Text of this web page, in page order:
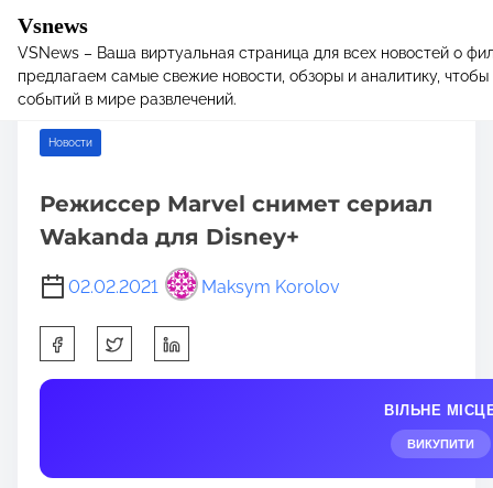
Vsnews
VSNews – Ваша виртуальная страница для всех новостей о
предлагаем самые свежие новости, обзоры и аналитику,
событий в мире развлечений.
Home/Новости / Режиссер Marvel снимет сериал Wakanda
для Disney+
Новости
Режиссер Marvel снимет сериал
Wakanda для Disney+
02.02.2021 Maksym Korolov
h
a
t
ВІЛЬНЕ
ВИКУПИТИ